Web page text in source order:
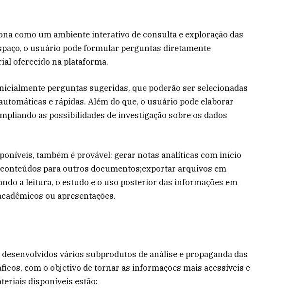
como um ambiente interativo de consulta e exploração das
o usuário pode formular perguntas diretamente
oferecido na plataforma.
perguntas sugeridas, que poderão ser selecionadas
e rápidas. Além do que, o usuário pode elaborar
as possibilidades de investigação sobre os dados
também é provável: gerar notas analíticas com início
para outros documentos;exportar arquivos em
a leitura, o estudo e o uso posterior das informações em
ou apresentações.
vários subprodutos de análise e propaganda das
com o objetivo de tornar as informações mais acessíveis e
disponíveis estão: